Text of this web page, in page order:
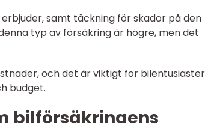
samt täckning för skador på den
typ av försäkring är högre, men det
och det är viktigt för bilentusiaster
budget.
bilförsäkringens